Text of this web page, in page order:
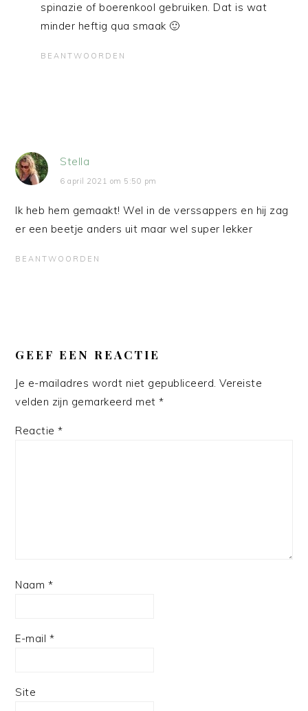
spinazie of boerenkool gebruiken. Dat is wat
minder heftig qua smaak 🙂
BEANTWOORDEN
Stella
6 april 2021 om 5:50 pm
Ik heb hem gemaakt! Wel in de verssappers en hij zag
er een beetje anders uit maar wel super lekker
BEANTWOORDEN
GEEF EEN REACTIE
Je e-mailadres wordt niet gepubliceerd. Vereiste
velden zijn gemarkeerd met*
Reactie*
Naam *
E-mail *
Site